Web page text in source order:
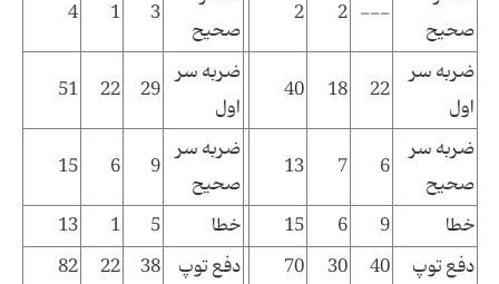
صحیح
---
2
2
صحیح
3
1
4
ضربه سر
اول
22
18
40
ضربه سر
اول
29
22
51
ضربه سر
صحیح
6
7
13
ضربه سر
صحیح
9
6
15
خطا 9
6
15 خطا 5
1
13
دفع توپ
40
30
70 دفع توپ 38
22
82